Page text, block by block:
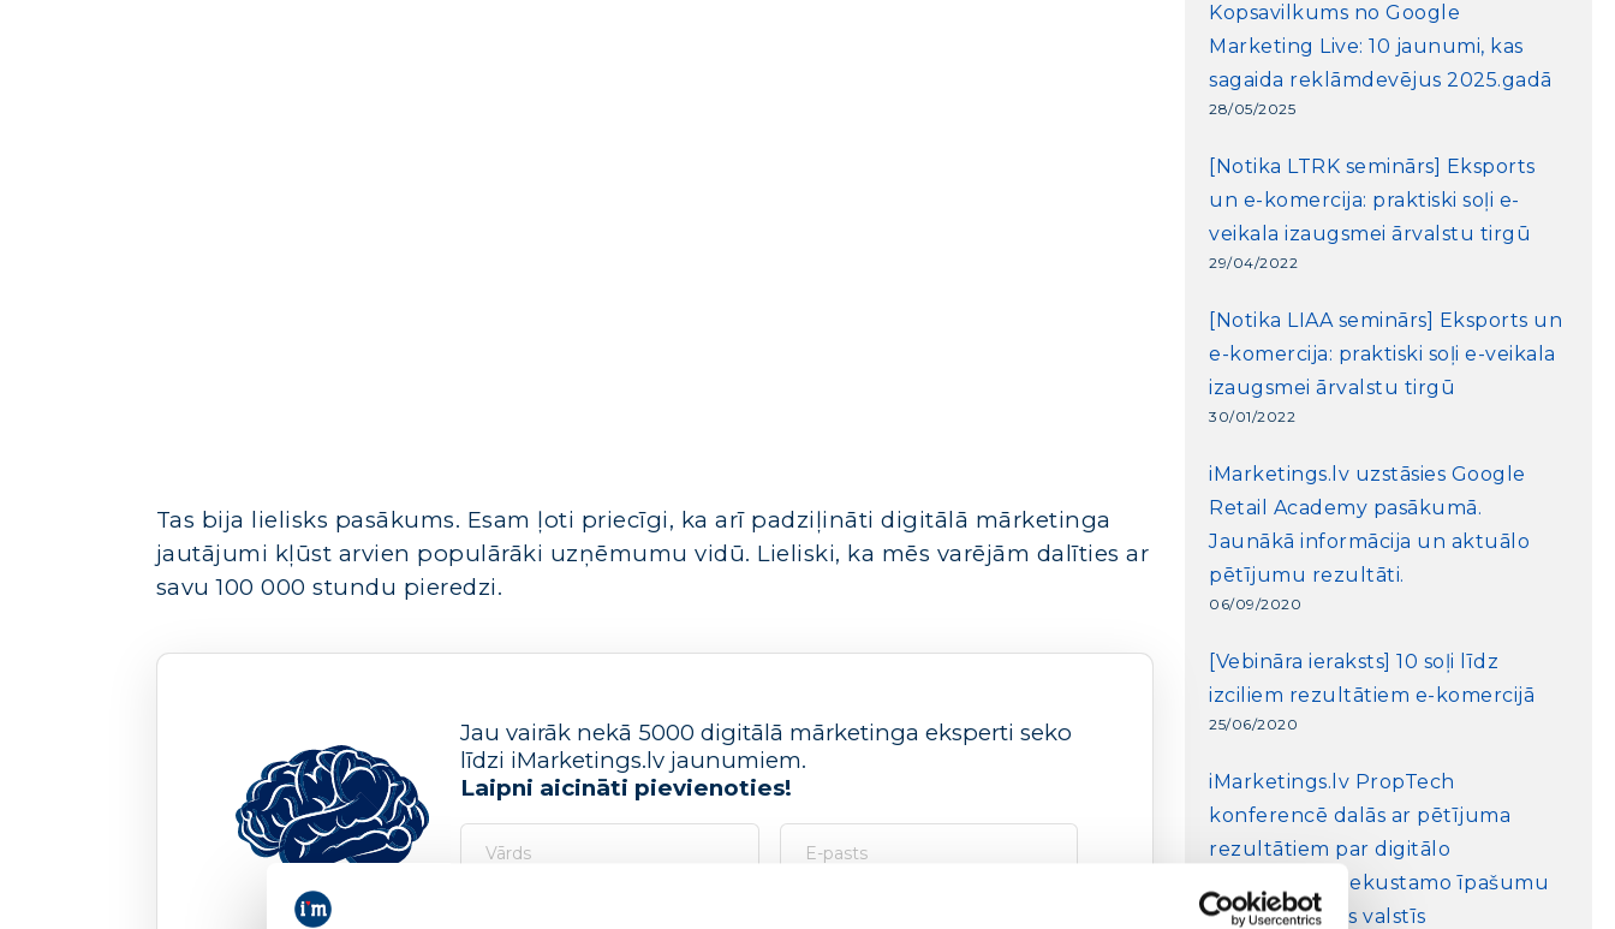
Tas bija lielisks pasākums. Esam ļoti priecīgi, ka arī padziļināti digitālā mārketinga
jautājumi kļūst arvien populārāki uzņēmumu vidū. Lieliski, ka mēs varējām dalīties ar
savu 100 000 stundu pieredzi.
Jau vairāk nekā 5000 digitālā mārketinga eksperti seko
līdzi iMarketings.lv jaunumiem.
Laipni aicināti pievienoties!
Kopsavilkums no Google
Marketing Live: 10 jaunumi, kas
sagaida reklāmdevējus 2025.gadā
28/05/2025
[Notika LTRK seminārs] Eksports
un e-komercija: praktiski soļi e-
veikala izaugsmei ārvalstu tirgū
29/04/2022
[Notika LIAA seminārs] Eksports un
e-komercija: praktiski soļi e-veikala
izaugsmei ārvalstu tirgū
30/01/2022
iMarketings.lv uzstāsies Google
Retail Academy pasākumā.
Jaunākā informācija un aktuālo
pētījumu rezultāti.
06/09/2020
[Vebināra ieraksts] 10 soļi līdz
izciliem rezultātiem e-komercijā
25/06/2020
iMarketings.lv PropTech
konferencē dalās ar pētījuma
rezultātiem par digitālo
mārketingu nekustamo īpašumu
nozarē Baltijas valstīs